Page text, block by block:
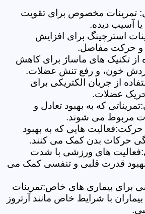
تمرینات مخصوص برای تقویت
آسیب دیده.
استرچینگ برای افزایش
و حرکت مفاصل.
از تکنیک های ماساژ برای کاهش
خون، و رفع تنش عضلات.
از جریان الکتریکی برای
عضلات.
که به بهبود تعادل و
مربوط می شوند.
حرکت:فعالیت هایی که به بهبود
حرکات بدن کمک می کنند.
های ورزشی با شدت
قدرت قلبی و تنفسی کمک می
برای بیماری های خاص:تمرینات
با شرایط خاص مانند آرتروز